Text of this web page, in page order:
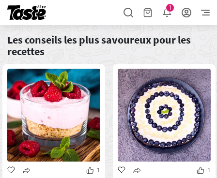
1
Les conseils les plus savoureux pour les
recettes
1 1